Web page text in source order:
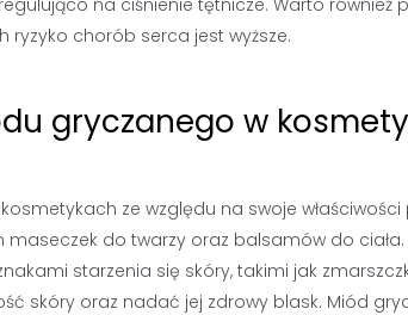
na ciśnienie tętnicze. Warto również
ryzyko chorób serca jest wyższe.
gryczanego w
ze względu na swoje
maseczek do twarzy oraz balsamów do
starzenia się skóry, takimi jak
skóry oraz nadać jej zdrowy blask. Miód